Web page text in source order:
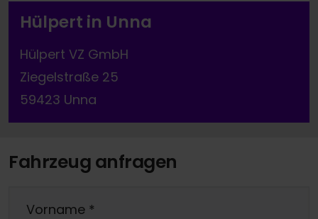
Hülpert in Unna
Hülpert VZ GmbH
Ziegelstraße 25
59423 Unna
Fahrzeug anfragen
Vorname *